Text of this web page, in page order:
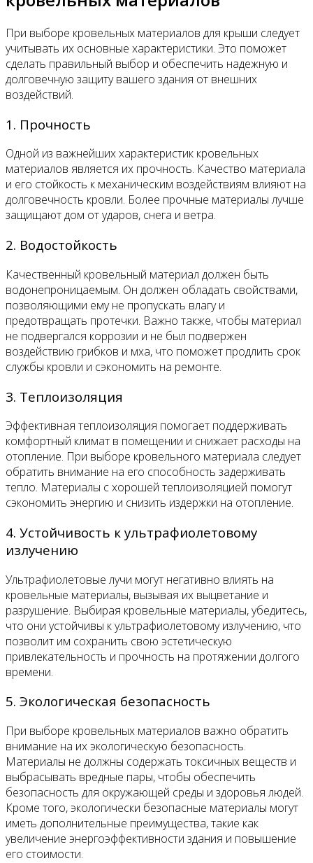
При выборе кровельных материалов для крыши следует
учитывать их основные характеристики. Это поможет
сделать правильный выбор и обеспечить надежную и
долговечную защиту вашего здания от внешних
воздействий.
1. Прочность
Одной из важнейших характеристик кровельных
материалов является их прочность. Качество материала
и его стойкость к механическим воздействиям влияют на
долговечность кровли. Более прочные материалы лучше
защищают дом от ударов, снега и ветра.
2. Водостойкость
Качественный кровельный материал должен быть
водонепроницаемым. Он должен обладать свойствами,
позволяющими ему не пропускать влагу и
предотвращать протечки. Важно также, чтобы материал
не подвергался коррозии и не был подвержен
воздействию грибков и мха, что поможет продлить срок
службы кровли и сэкономить на ремонте.
3. Теплоизоляция
Эффективная теплоизоляция помогает поддерживать
комфортный климат в помещении и снижает расходы на
отопление. При выборе кровельного материала следует
обратить внимание на его способность задерживать
тепло. Материалы с хорошей теплоизоляцией помогут
сэкономить энергию и снизить издержки на отопление.
4. Устойчивость к ультрафиолетовому
излучению
Ультрафиолетовые лучи могут негативно влиять на
кровельные материалы, вызывая их выцветание и
разрушение. Выбирая кровельные материалы, убедитесь,
что они устойчивы к ультрафиолетовому излучению, что
позволит им сохранить свою эстетическую
привлекательность и прочность на протяжении долгого
времени.
5. Экологическая безопасность
При выборе кровельных материалов важно обратить
внимание на их экологическую безопасность.
Материалы не должны содержать токсичных веществ и
выбрасывать вредные пары, чтобы обеспечить
безопасность для окружающей среды и здоровья людей.
Кроме того, экологически безопасные материалы могут
иметь дополнительные преимущества, такие как
увеличение энергоэффективности здания и повышение
его стоимости.